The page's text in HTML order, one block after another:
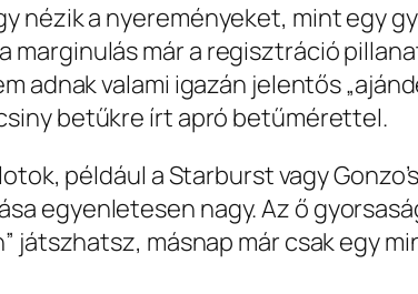
nézik a nyereményeket, mint egy
marginulás már a regisztráció
adnak valami igazán jelentős
betűkre írt apró betűmérettel.
például a Starburst vagy
egyenletesen nagy. Az ő
játszhatsz, másnap már csak egy